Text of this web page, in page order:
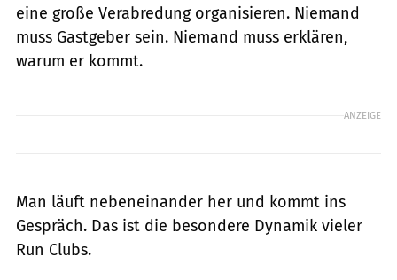
eine große Verabredung organisieren. Niemand
muss Gastgeber sein. Niemand muss erklären,
warum er kommt.
ANZEIGE
Man läuft nebeneinander her und kommt ins
Gespräch. Das ist die besondere Dynamik vieler
Run Clubs.